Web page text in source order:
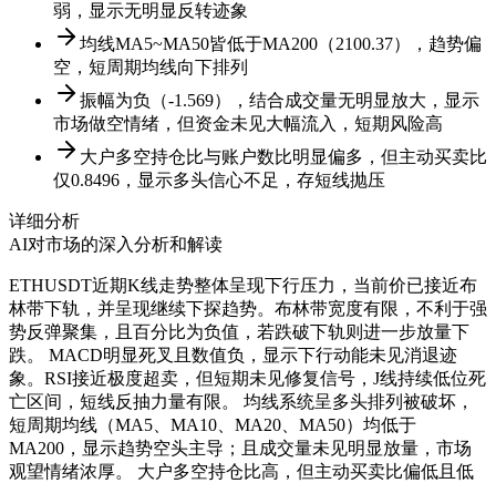
弱，显示无明显反转迹象
均线MA5~MA50皆低于MA200（2100.37），趋势偏
空，短周期均线向下排列
振幅为负（-1.569），结合成交量无明显放大，显示
市场做空情绪，但资金未见大幅流入，短期风险高
大户多空持仓比与账户数比明显偏多，但主动买卖比
仅0.8496，显示多头信心不足，存短线抛压
详细分析
AI对市场的深入分析和解读
ETHUSDT近期K线走势整体呈现下行压力，当前价已接近布
林带下轨，并呈现继续下探趋势。布林带宽度有限，不利于强
势反弹聚集，且百分比为负值，若跌破下轨则进一步放量下
跌。 MACD明显死叉且数值负，显示下行动能未见消退迹
象。RSI接近极度超卖，但短期未见修复信号，J线持续低位死
亡区间，短线反抽力量有限。 均线系统呈多头排列被破坏，
短周期均线（MA5、MA10、MA20、MA50）均低于
MA200，显示趋势空头主导；且成交量未见明显放量，市场
观望情绪浓厚。 大户多空持仓比高，但主动买卖比偏低且低